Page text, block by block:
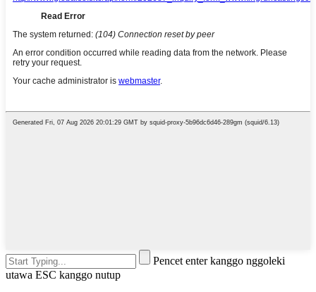
Pencet enter kanggo nggoleki
utawa ESC kanggo nutup